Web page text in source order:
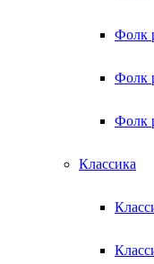
Фолк
Фолк
Фолк
Классика